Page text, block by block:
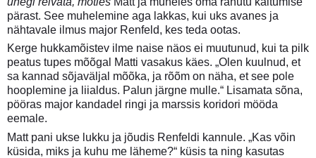
pärast. See muhelemine aga lakkas, kui uks avanes ja
nähtavale ilmus major Renfeld, kes teda ootas.
Kerge hukkamõistev ilme naise näos ei muutunud, kui ta pilk
peatus tupes mõõgal Matti vasakus käes. „Olen kuulnud, et
sa kannad sõjaväljal mõõka, ja rõõm on näha, et see pole
hooplemine ja liialdus. Palun järgne mulle.“ Lisamata sõna,
pööras major kandadel ringi ja marssis koridori mööda
eemale.
Matt pani ukse lukku ja jõudis Renfeldi kannule. „Kas võin
küsida, miks ja kuhu me läheme?“ küsis ta ning kasutas